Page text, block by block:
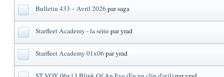
Bulletin 433 – Avril 2026par saga
Starfleet Academy - la sériepar yrad
Starfleet Academy 01x06par yrad